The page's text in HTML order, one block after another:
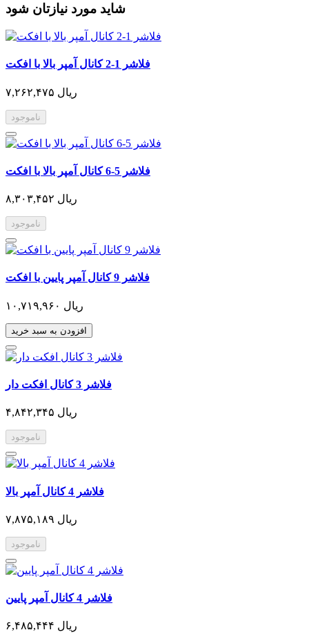
شاید مورد نیازتان شود
فلاشر 1-2 کانال آمپر بالا با افکت
۷,۲۶۲,۴۷۵ ریال
ناموجود
فلاشر 5-6 کانال آمپر بالا با افکت
۸,۳۰۳,۴۵۲ ریال
ناموجود
فلاشر 9 کانال آمپر پایین با افکت
۱۰,۷۱۹,۹۶۰ ریال
افزودن به سبد خرید
فلاشر 3 کانال افکت دار
۴,۸۴۲,۳۴۵ ریال
ناموجود
فلاشر 4 کانال آمپر بالا
۷,۸۷۵,۱۸۹ ریال
ناموجود
فلاشر 4 کانال آمپر پایین
۶,۴۸۵,۴۴۴ ریال